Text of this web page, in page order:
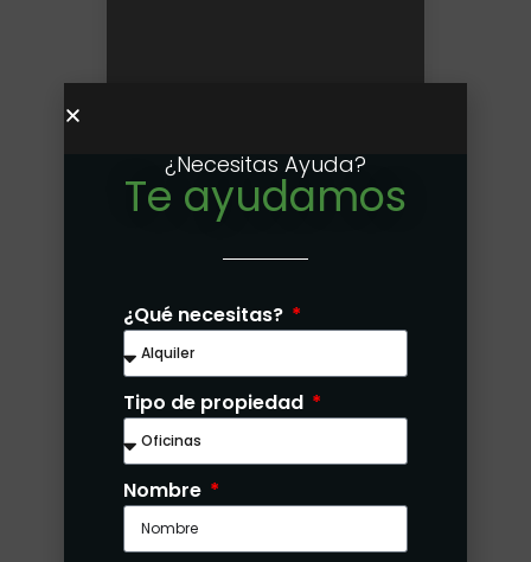
Costa Sur
¿Necesitas Ayuda?
Te ayudamos
¿Qué necesitas?
Tipo de propiedad
Nombre